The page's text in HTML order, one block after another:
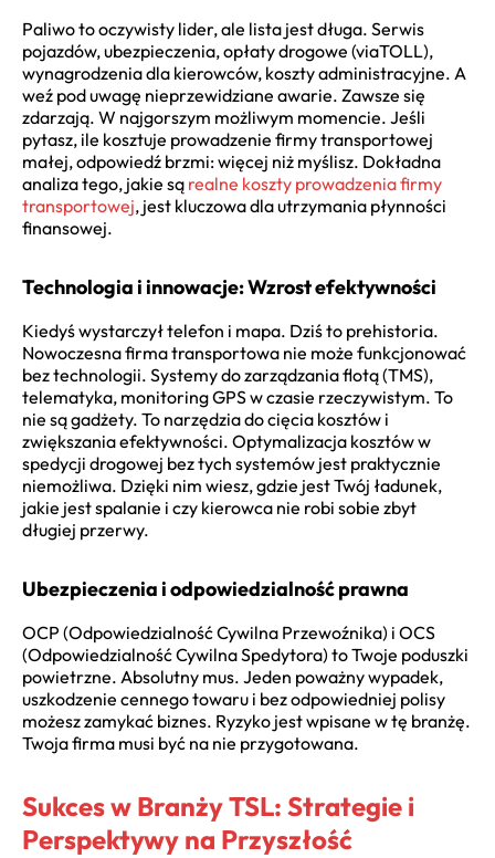
Paliwo to oczywisty lider, ale lista jest długa. Serwis
pojazdów, ubezpieczenia, opłaty drogowe (viaTOLL),
wynagrodzenia dla kierowców, koszty administracyjne. A
weź pod uwagę nieprzewidziane awarie. Zawsze się
zdarzają. W najgorszym możliwym momencie. Jeśli
pytasz, ile kosztuje prowadzenie firmy transportowej
małej, odpowiedź brzmi: więcej niż myślisz. Dokładna
analiza tego, jakie są realne koszty prowadzenia firmy
transportowej, jest kluczowa dla utrzymania płynności
finansowej.
Technologia i innowacje: Wzrost efektywności
Kiedyś wystarczył telefon i mapa. Dziś to prehistoria.
Nowoczesna firma transportowa nie może funkcjonować
bez technologii. Systemy do zarządzania flotą (TMS),
telematyka, monitoring GPS w czasie rzeczywistym. To
nie są gadżety. To narzędzia do cięcia kosztów i
zwiększania efektywności. Optymalizacja kosztów w
spedycji drogowej bez tych systemów jest praktycznie
niemożliwa. Dzięki nim wiesz, gdzie jest Twój ładunek,
jakie jest spalanie i czy kierowca nie robi sobie zbyt
długiej przerwy.
Ubezpieczenia i odpowiedzialność prawna
OCP (Odpowiedzialność Cywilna Przewoźnika) i OCS
(Odpowiedzialność Cywilna Spedytora) to Twoje poduszki
powietrzne. Absolutny mus. Jeden poważny wypadek,
uszkodzenie cennego towaru i bez odpowiedniej polisy
możesz zamykać biznes. Ryzyko jest wpisane w tę branżę.
Twoja firma musi być na nie przygotowana.
Sukces w Branży TSL: Strategie i
Perspektywy na Przyszłość